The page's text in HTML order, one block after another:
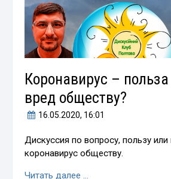
Коронавирус –
вред обществу?
16.05.2020, 16:01
Дискуссия по вопросу, пользу или
коронавирус обществу.
Читать далее …